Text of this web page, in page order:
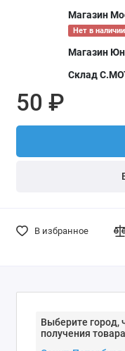
Магазин
Нет в наличии
Магазин
Склад
50 ₽
В избранное
Выберите город,
получения